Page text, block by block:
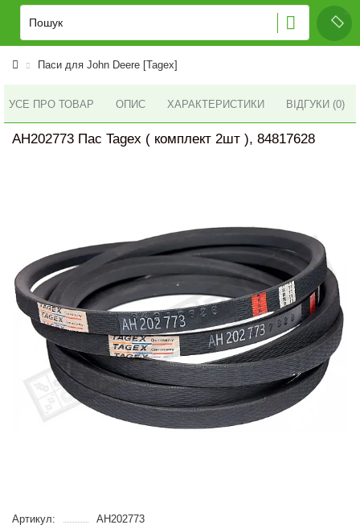
Паси для John Deere [Tagex]
УСЕ ПРО ТОВАР ОПИС ХАРАКТЕРИСТИКИ ВІДГУКИ (0)
AH202773 Пас Tagex ( комплект 2шт ), 84817628
Артикул:
AH202773